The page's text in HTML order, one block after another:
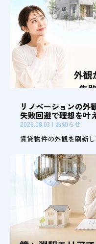
リノベーションの外
失敗回避で理想を叶
2026.08.03 | お知らせ
賃貸物件の外観を刷新